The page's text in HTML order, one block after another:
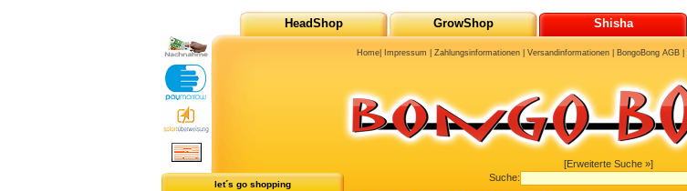
let´s go shopping
HeadShop GrowShop Shisha
[Erweiterte Suche »]
Suche:
Home| Impressum Zahlungsinformationen| Versandinformationen| BongoBong AGB|